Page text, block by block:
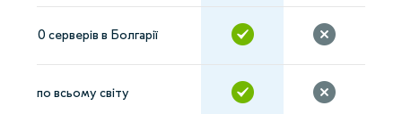
0 серверів в Болгарії
по всьому світу